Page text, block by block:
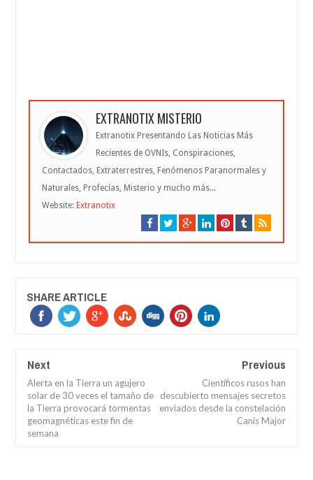
EXTRANOTIX MISTERIO
Extranotix Presentando Las Noticias Más
Recientes de OVNIs, Conspiraciones,
Contactados, Extraterrestres, Fenómenos Paranormales y
Naturales, Profecías, Misterio y mucho más...
Website: Extranotix
SHARE ARTICLE
Next
Alerta en la Tierra un agujero
solar de 30 veces el tamaño de
la Tierra provocará tormentas
geomagnéticas este fin de
semana
Previous
Científicos rusos han
descubierto mensajes secretos
enviados desde la constelación
Canis Major